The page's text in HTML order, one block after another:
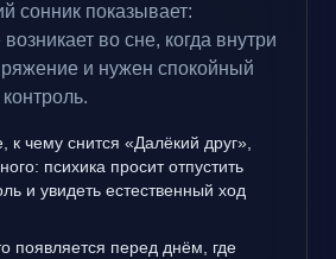
сонник показывает:
во сне, когда внутри
и нужен спокойный
к чему снится «Далёкий друг»,
психика просит отпустить
и увидеть естественный ход
появляется перед днём, где